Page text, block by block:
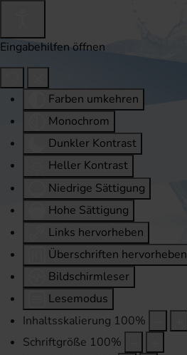
Eingabehilfen öffnen
Farben umkehren
Monochrom
Dunkler Kontrast
Heller Kontrast
Niedrige Sättigung
Hohe Sättigung
Links hervorheben
Überschriften hervorheben
Bildschirmleser
Lesemodus
Inhaltsskalierung 100%
Schriftgröße 100%